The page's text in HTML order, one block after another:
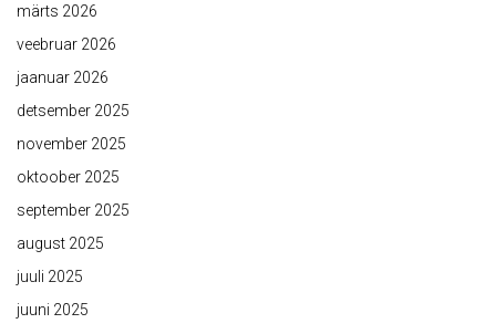
märts 2026
veebruar 2026
jaanuar 2026
detsember 2025
november 2025
oktoober 2025
september 2025
august 2025
juuli 2025
juuni 2025